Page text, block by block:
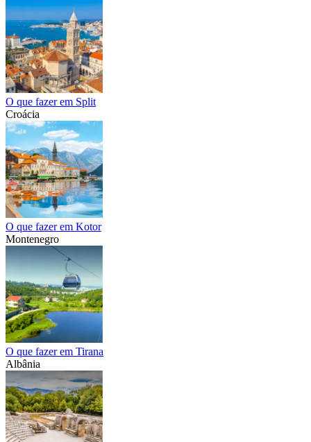
O que fazer em Split
Croácia
O que fazer em Kotor
Montenegro
O que fazer em Tirana
Albânia